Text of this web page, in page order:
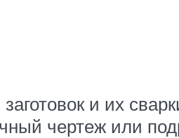
и их
чертеж или